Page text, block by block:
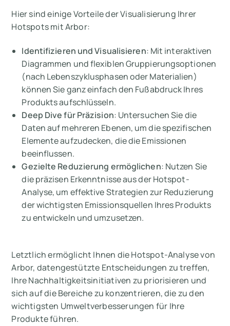
Hier sind einige Vorteile der Visualisierung Ihrer
Hotspots mit Arbor:
Identifizieren und Visualisieren: Mit interaktiven
Diagrammen und flexiblen Gruppierungsoptionen
(nach Lebenszyklusphasen oder Materialien)
können Sie ganz einfach den Fußabdruck Ihres
Produkts aufschlüsseln.
Deep Dive für Präzision: Untersuchen Sie die
Daten auf mehreren Ebenen, um die spezifischen
Elemente aufzudecken, die die Emissionen
beeinflussen.
Gezielte Reduzierung ermöglichen: Nutzen Sie
die präzisen Erkenntnisse aus der Hotspot-
Analyse, um effektive Strategien zur Reduzierung
der wichtigsten Emissionsquellen Ihres Produkts
zu entwickeln und umzusetzen.
Letztlich ermöglicht Ihnen die Hotspot-Analyse von
Arbor, datengestützte Entscheidungen zu treffen,
Ihre Nachhaltigkeitsinitiativen zu priorisieren und
sich auf die Bereiche zu konzentrieren, die zu den
wichtigsten Umweltverbesserungen für Ihre
Produkte führen.